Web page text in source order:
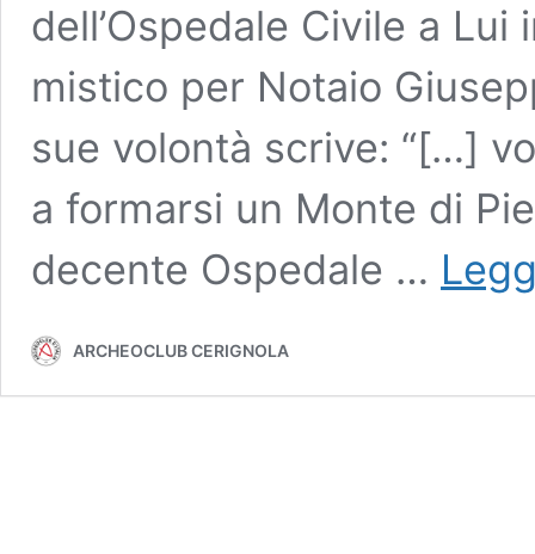
dell’Ospedale Civile a
mistico per Notaio
sue volontà scrive: “[…]
a formarsi un Monte di
decente Ospedale …
ARCHEOCLUB CERIGNOLA